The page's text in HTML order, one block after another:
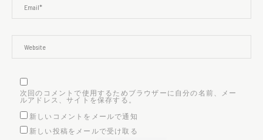
次回のコメントで使用するためブラウザーに自分の名前、メー
ルアドレス、サイトを保存する。
新しいコメントをメールで通知
新しい投稿をメールで受け取る